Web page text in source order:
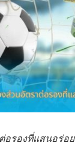
อรองที่แสนอร่อย